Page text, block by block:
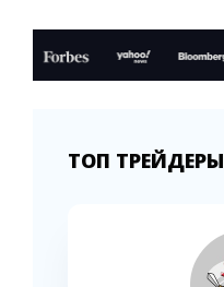
ТОП ТРЕЙДЕРЫ